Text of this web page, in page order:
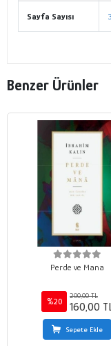
Sayfa Sayısı
Benzer Ürünler
Perde ve Mana
%20
200,00 TL
160,00
Sepete Ekle